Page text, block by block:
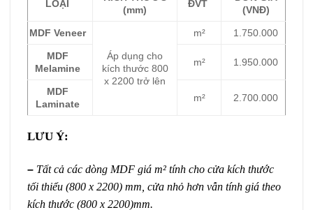
LOẠI
(mm)
ĐVT
(VNĐ)
MDF Veneer
Áp dụng cho
kích thước 800
x 2200 trở lên
m² 1.750.000
MDF
Melamine
m² 1.950.000
MDF
Laminate
m² 2.700.000
LƯU Ý:
– Tất cả các dòng MDF giá m² tính cho cửa kích thước
tối thiểu (800 x 2200) mm, cửa nhỏ hơn vẫn tính giá theo
kích thước (800 x 2200)mm.